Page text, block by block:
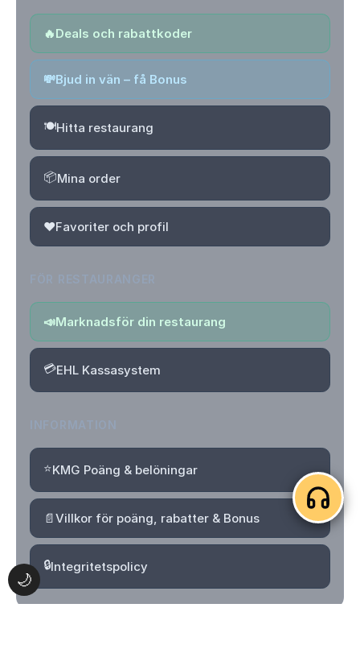
🌙
🔥Deals och rabattkoder
💸Bjud in vän – få Bonus
🍽️Hitta restaurang
📦Mina order
❤️Favoriter och profil
📣Marknadsför din restaurang
💳EHL Kassasystem
⭐KMG Poäng & belöningar
📄Villkor för poäng, rabatter & Bonus
🔒Integritetspolicy